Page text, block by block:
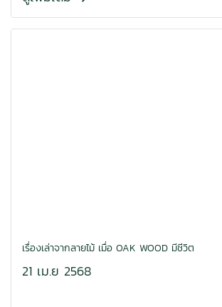
เรื่องเล่าจากลายไม้ เมื่อ OAK WOOD มีชีวิต
21 เม.ย 2568